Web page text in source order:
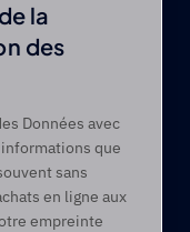
la
des
Données avec
que
sans
en ligne aux
empreinte